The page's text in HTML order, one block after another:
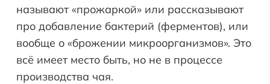
называют «прожаркой» или рассказывают
про добавление бактерий (ферментов), или
вообще о «брожении микроорганизмов». Это
всё имеет место быть, но не в процессе
производства чая.